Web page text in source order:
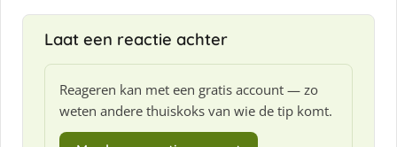
Laat een reactie achter
Reageren kan met een gratis account — zo
weten andere thuiskoks van wie de tip komt.